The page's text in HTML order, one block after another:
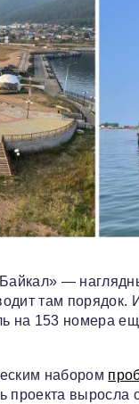
—
там
на 153 номера
набором
проекта